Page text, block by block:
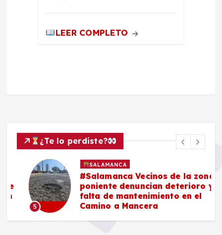
LEER COMPLETO
¿Te lo perdiste?
SALAMANCA
#Salamanca Vecinos de la zona
poniente denuncian deterioro y
falta de mantenimiento en el
Camino a Mancera